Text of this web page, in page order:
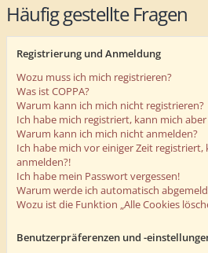
Häufig gestellte Fragen
Registrierung und Anmeldung
Wozu muss ich mich registrieren?
Was ist COPPA?
Warum kann ich mich nicht registrieren?
Ich habe mich registriert, kann mich
Warum kann ich mich nicht anmelden?
Ich habe mich vor einiger Zeit
anmelden?!
Ich habe mein Passwort vergessen!
Warum werde ich automatisch
Wozu ist die Funktion „Alle Cookies
Benutzerpräferenzen und -